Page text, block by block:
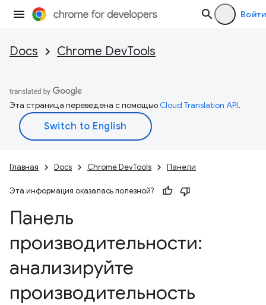
Войти
Docs Chrome DevTools
Эта страница переведена с помощьюCloud Translation API.
Главная Docs Chrome DevTools Панели
Эта информация оказалась полезной?
Панель
производительности:
анализируйте
производительность